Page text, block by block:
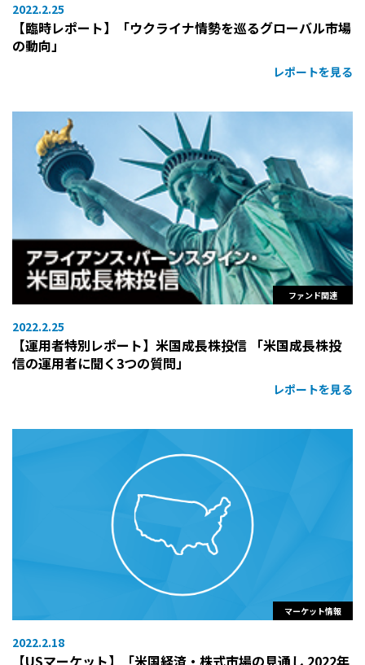
2022.2.25
【臨時レポート】「ウクライナ情勢を巡るグローバル市場
の動向」
レポートを見る
ファンド関連
2022.2.25
【運用者特別レポート】米国成長株投信 「米国成長株投
信の運用者に聞く3つの質問」
レポートを見る
マーケット情報
2022.2.18
【USマーケット】「米国経済・株式市場の見通し 2022年